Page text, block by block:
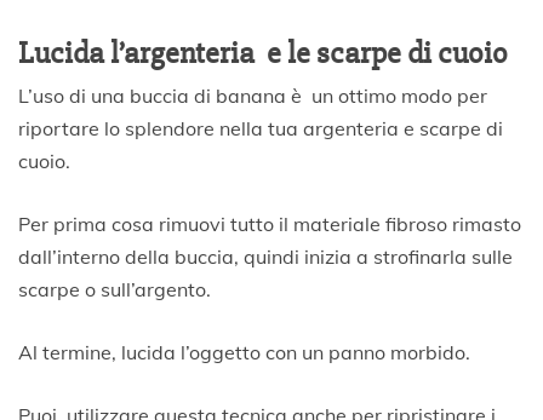
Lucida l’argenteria e le scarpe di cuoio
L’uso di una buccia di banana è un ottimo modo per
riportare lo splendore nella tua argenteria e scarpe di
cuoio.
Per prima cosa rimuovi tutto il materiale fibroso rimasto
dall’interno della buccia, quindi inizia a strofinarla sulle
scarpe o sull’argento.
Al termine, lucida l’oggetto con un panno morbido.
Puoi utilizzare questa tecnica anche per ripristinare i